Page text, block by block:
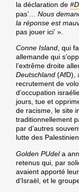
la déclaration de
pas’… Nous
la réponse est
pas jouer ici’ ».
Conne Island, qui
allemande qui
l’extrême droite
Deutschland (AfD),
recrutement de
d’occupation
jours, tue et
de racisme, le site
traditionnellement
par d’autres
lutte des
Golden PUdela
retenus qui, par
avaient apporté
d’Israël, et le